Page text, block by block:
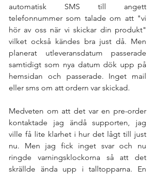
automatisk SMS till angett
telefonnummer som talade om att "vi
hör av oss när vi skickar din produkt"
vilket också kändes bra just då. Men
planerat utleveransdatum passerade
samtidigt som nya datum dök upp på
hemsidan och passerade. Inget mail
eller sms om att ordern var skickad.
Medveten om att det var en pre-order
kontaktade jag ändå supporten, jag
ville få lite klarhet i hur det lågt till just
nu. Men jag fick inget svar och nu
ringde varningsklockorna så att det
skrällde ända upp i talltopparna. En